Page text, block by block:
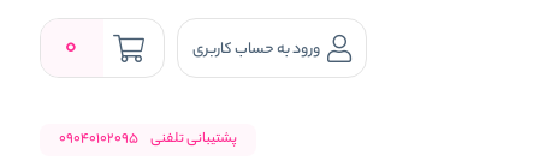
ورود به حساب کاربری 0
پشتیبانی تلفنی 09040102095